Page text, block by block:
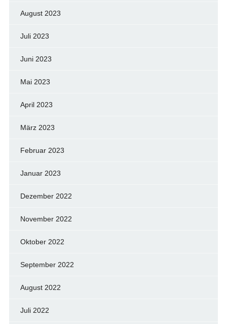
August 2023
Juli 2023
Juni 2023
Mai 2023
April 2023
März 2023
Februar 2023
Januar 2023
Dezember 2022
November 2022
Oktober 2022
September 2022
August 2022
Juli 2022